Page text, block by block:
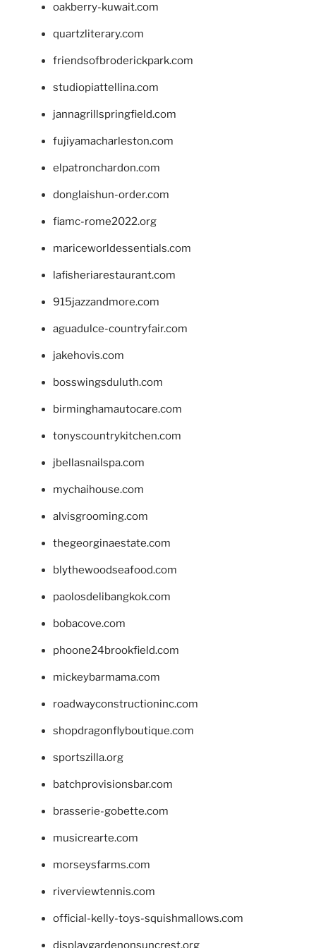
oakberry-kuwait.com
quartzliterary.com
friendsofbroderickpark.com
studiopiattellina.com
jannagrillspringfield.com
fujiyamacharleston.com
elpatronchardon.com
donglaishun-order.com
fiamc-rome2022.org
mariceworldessentials.com
lafisheriarestaurant.com
915jazzandmore.com
aguadulce-countryfair.com
jakehovis.com
bosswingsduluth.com
birminghamautocare.com
tonyscountrykitchen.com
jbellasnailspa.com
mychaihouse.com
alvisgrooming.com
thegeorginaestate.com
blythewoodseafood.com
paolosdelibangkok.com
bobacove.com
phoone24brookfield.com
mickeybarmama.com
roadwayconstructioninc.com
shopdragonflyboutique.com
sportszilla.org
batchprovisionsbar.com
brasserie-gobette.com
musicrearte.com
morseysfarms.com
riverviewtennis.com
official-kelly-toys-squishmallows.com
displaygardenonsuncrest.org